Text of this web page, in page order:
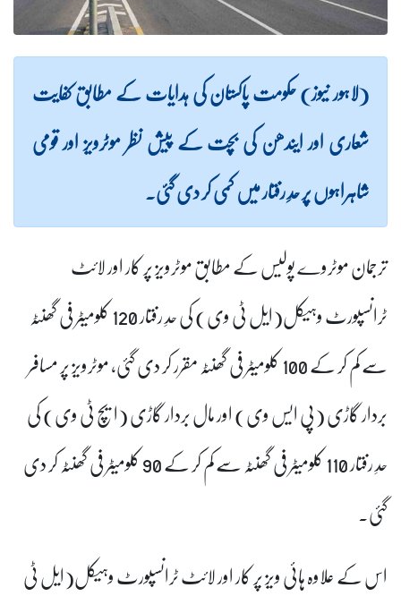
(لاہور نیوز) حکومت پاکستان کی ہدایات کے مطابق کفایت
شعاری اور ایندھن کی بچت کے پیش نظر موٹرویز اور قومی
شاہراہوں پر حدِ رفتار میں کمی کر دی گئی۔
ترجمان موٹروے پولیس کے مطابق موٹرویز پر کار اور لائٹ
ٹرانسپورٹ وہیکل(ایل ٹی وی) کی حدِ رفتار 120 کلومیٹر فی گھنٹہ
سے کم کر کے 100 کلومیٹر فی گھنٹہ مقرر کر دی گئی، موٹرویز پر مسافر
بردار گاڑی (پی ایس وی) اور مال بردار گاڑی (ایچ ٹی وی) کی
حدِ رفتار 110 کلومیٹر فی گھنٹہ سے کم کر کے 90 کلومیٹر فی گھنٹہ کر دی
گئی۔
اس کے علاوہہائی ویز پر کار اور لائٹ ٹرانسپورٹ وہیکل(ایل ٹی